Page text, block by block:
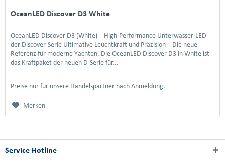
OceanLED Discover D3 White
OceanLED Discover D3 (White) – High-Performance Unterwasser-LED
der Discover-Serie Ultimative Leuchtkraft und Präzision – Die neue
Referenz für moderne Yachten. Die OceanLED Discover D3 in White ist
das Kraftpaket der neuen D-Serie für...
Preise nur für unsere Handelspartner nach Anmeldung.
Merken
Service Hotline